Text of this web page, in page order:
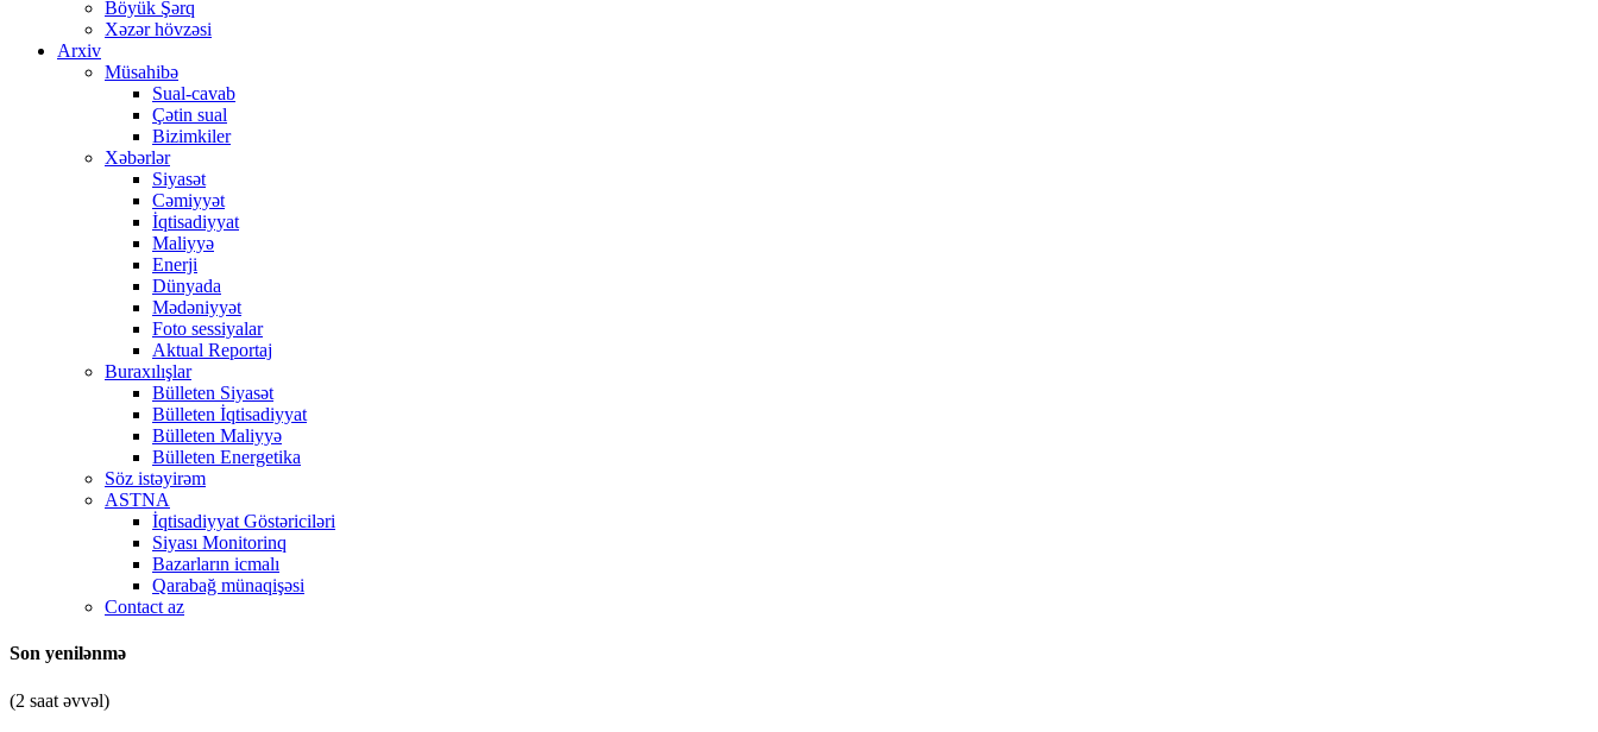
Böyük Şərq
Xəzər hövzəsi
Arxiv
Müsahibə
Sual-cavab
Çətin sual
Bizimkiler
Xəbərlər
Siyasət
Cəmiyyət
İqtisadiyyat
Maliyyə
Enerji
Dünyada
Mədəniyyət
Foto sessiyalar
Aktual Reportaj
Buraxılışlar
Bülleten Siyasət
Bülleten İqtisadiyyat
Bülleten Maliyyə
Bülleten Energetika
Söz istəyirəm
ASTNA
İqtisadiyyat Göstəriciləri
Siyası Monitorinq
Bazarların icmalı
Qarabağ münaqişəsi
Contact az
Son yenilənmə
(2 saat əvvəl)